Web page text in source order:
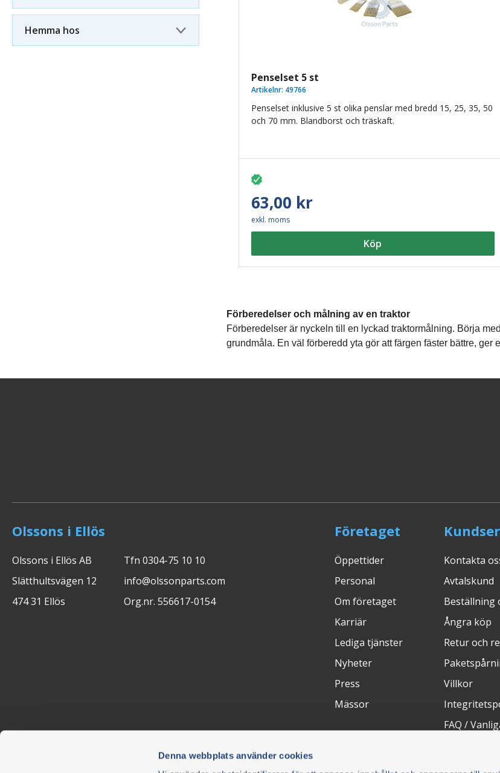
Denna webbplats använder cookies
Hemma hos
Penselset 5 st
Artikelnr: 49766
Penselset inklusive 5 st olika penslar med bredd 15, 25, 35, 50
och 70 mm. Blandborst och träskaft.
63,00 kr
exkl. moms
Köp
Förberedelser och målning av en traktor
Förberedelser är nyckeln till en lyckad traktormålning. Börja
grundmåla. En väl förberedd yta gör att färgen fäster bättre, ger
Olssons i Ellös
Olssons i Ellös AB
Slätthultsvägen 12
474 31 Ellös
Tfn 0304-75 10 10
info@olssonparts.com
Org.nr. 556617-0154
Företaget
Öppettider
Personal
Om företaget
Karriär
Lediga tjänster
Nyheter
Press
Mässor
Kontakta
Avtalskund
Beställning
Ångra köp
Retur och
Villkor
FAQ /